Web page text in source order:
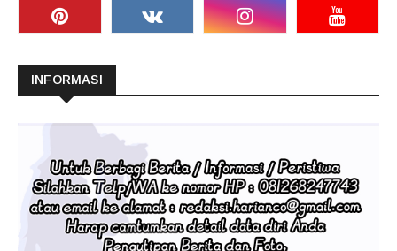
INFORMASI